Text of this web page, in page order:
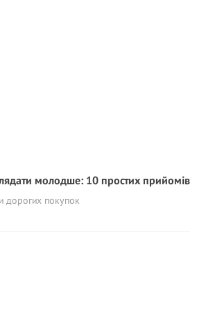
молодше: 10 простих прийомів
дорогих покупок